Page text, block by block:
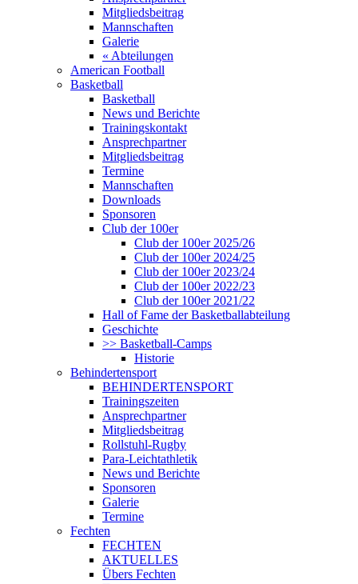
Mitgliedsbeitrag
Mannschaften
Galerie
« Abteilungen
American Football
Basketball
Basketball
News und Berichte
Trainingskontakt
Ansprechpartner
Mitgliedsbeitrag
Termine
Mannschaften
Downloads
Sponsoren
Club der 100er
Club der 100er 2025/26
Club der 100er 2024/25
Club der 100er 2023/24
Club der 100er 2022/23
Club der 100er 2021/22
Hall of Fame der Basketballabteilung
Geschichte
>> Basketball-Camps
Historie
Behindertensport
BEHINDERTENSPORT
Trainingszeiten
Ansprechpartner
Mitgliedsbeitrag
Rollstuhl-Rugby
Para-Leichtathletik
News und Berichte
Sponsoren
Galerie
Termine
Fechten
FECHTEN
AKTUELLES
Übers Fechten